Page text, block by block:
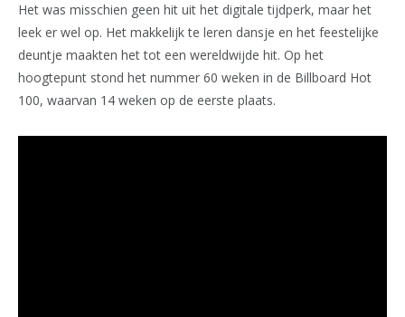
Het was misschien geen hit uit het digitale tijdperk, maar het
leek er wel op. Het makkelijk te leren dansje en het feestelijke
deuntje maakten het tot een wereldwijde hit. Op het
hoogtepunt stond het nummer 60 weken in de Billboard Hot
100, waarvan 14 weken op de eerste plaats.